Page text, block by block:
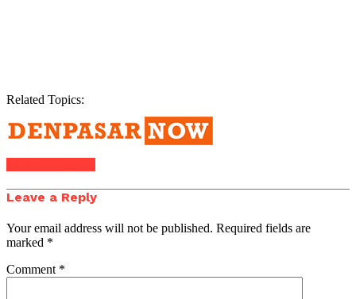
Related Topics:
Leave a Reply
Your email address will not be published. Required fields are
marked *
Comment *